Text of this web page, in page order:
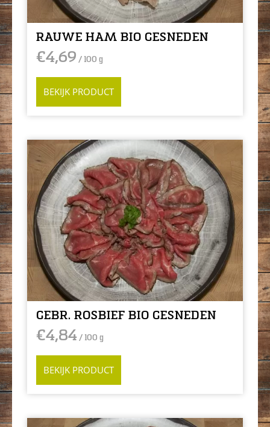
RAUWE HAM BIO GESNEDEN
€4,69 / 100 g
BEKIJK PRODUCT
GEBR. ROSBIEF BIO GESNEDEN
€4,84/ 100 g
BEKIJK PRODUCT